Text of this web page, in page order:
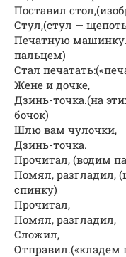
Поставил
Стул,(стул —
Печатную
пальцем)
Стал
Жене и дочке,
Дзинь-точка.(на
бочок)
Шлю вам чулочки,
Дзинь-точка.
Прочитал, (водим
Помял, разгладил,
спинку)
Прочитал,
Помял, разгладил,
Сложил,
Отправил.(«кладем